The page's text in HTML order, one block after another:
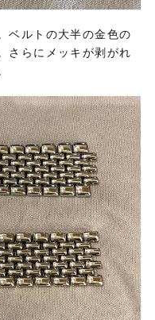
ベルトの大半の金色の
さらにメッキが剥がれ